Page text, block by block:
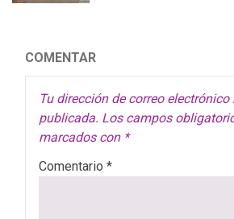
COMENTAR
Tu dirección de correo electrónico
publicada. Los campos
marcados con *
Comentario *